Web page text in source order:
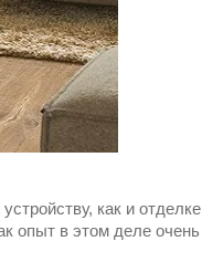
как и отделке
опыт в этом деле очень